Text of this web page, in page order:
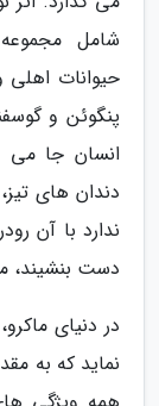
شامل
حیوانات اهلی
پنگوئن و
انسان جا
دندان های
ندارد با آن
دست بنشیند،
در دنیای
نماید که به